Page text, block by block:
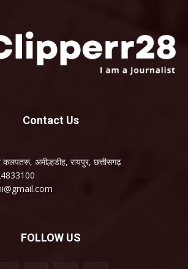
Contact Us
कलपतरू, अमील्हडीह, रायपुर, छत्तीसगढ़
FOLLOW US